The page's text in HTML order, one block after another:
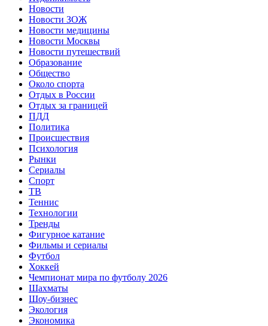
Новости
Новости ЗОЖ
Новости медицины
Новости Москвы
Новости путешествий
Образование
Общество
Около спорта
Отдых в России
Отдых за границей
ПДД
Политика
Происшествия
Психология
Рынки
Сериалы
Спорт
ТВ
Теннис
Технологии
Тренды
Фигурное катание
Фильмы и сериалы
Футбол
Хоккей
Чемпионат мира по футболу 2026
Шахматы
Шоу-бизнес
Экология
Экономика